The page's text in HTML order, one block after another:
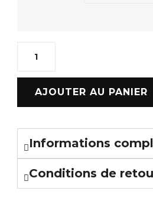
AJOUTER AU PANIER
Informations
Conditions de